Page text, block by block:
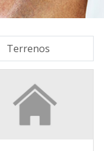
Terrenos